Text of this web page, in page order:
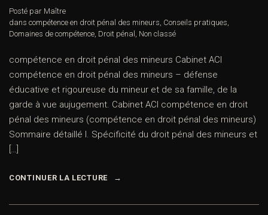
Posté par Maître
dans compétence en droit pénal des mineurs, Conseils pratiques,
Domaines de compétence, Droit pénal , Non classé
compétence en droit pénal des mineurs Cabinet ACI
compétence en droit pénal des mineurs – défense
éducative et rigoureuse du mineur et de sa famille, de la
garde à vue aujugement. Cabinet ACI compétence en droit
pénal des mineurs (compétence en droit pénal des mineurs)
Sommaire détaillé I. Spécificité du droit pénal des mineurs et
[…]
CONTINUER LA LECTURE